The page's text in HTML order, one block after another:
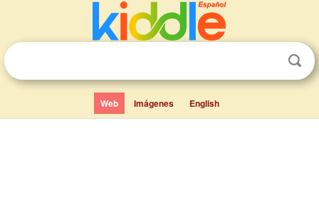
Web Imágenes English